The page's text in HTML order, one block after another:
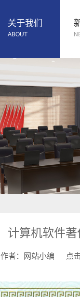
关于我们
ABOUT
计算机软件
作者：网站小编 点